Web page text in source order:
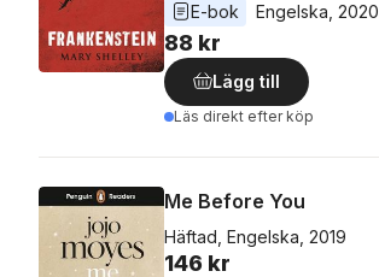
E-bok Engelska 2020
88 kr
Lägg till
Läs direkt efter köp
Me Before You
Häftad, Engelska, 2019
146 kr